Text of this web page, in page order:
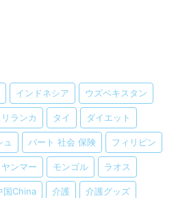
インドネシア ウズベキスタン
リランカ タイ ダイエット
パート 社会 保険 フィリピン
ヤンマー モンゴル ラオス
国China 介護 介護グッズ